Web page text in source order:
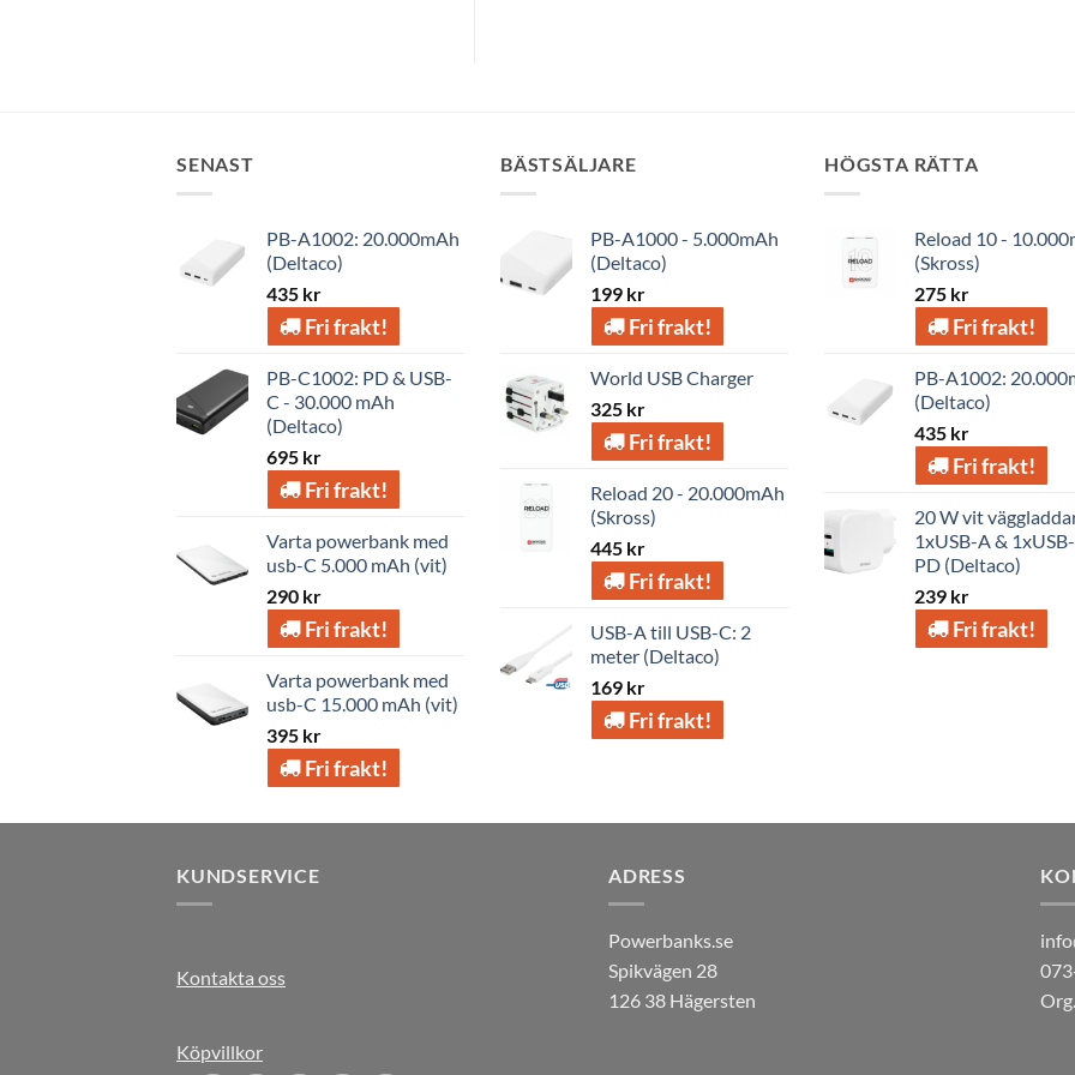
SENAST
PB-A1002: 20.000mAh
(Deltaco)
435 kr
Fri frakt!
PB-C1002: PD & USB-
C - 30.000 mAh
(Deltaco)
695 kr
Fri frakt!
Varta powerbank med
usb-C 5.000 mAh (vit)
290 kr
Fri frakt!
Varta powerbank med
usb-C 15.000 mAh (vit)
395 kr
Fri frakt!
BÄSTSÄLJARE
PB-A1000 - 5.000mAh
(Deltaco)
199 kr
Fri frakt!
World USB Charger
325 kr
Fri frakt!
Reload 20 - 20.000mAh
(Skross)
445 kr
Fri frakt!
USB-A till USB-C: 2
meter (Deltaco)
169 kr
Fri frakt!
HÖGSTA RÄTTA
Reload 10 -
(Skross)
275 kr
Fri frakt!
PB-A1002:
(Deltaco)
435 kr
Fri frakt!
20 W vit
1xUSB-A &
PD (Deltaco)
239 kr
Fri frakt!
KUNDSERVICE
Kontakta oss
Köpvillkor
ADRESS
Powerbanks.se
Spikvägen 28
126 38 Hägersten